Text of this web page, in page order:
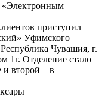
«Электронным
приступил
Уфимского
Чувашия, г.
1г. Отделение стало
и второй – в